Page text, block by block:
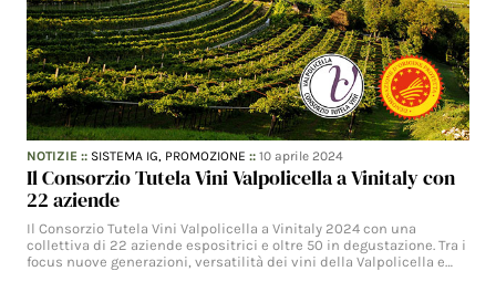
NOTIZIE :: SISTEMA IG, PROMOZIONE ::10 aprile 2024
Il Consorzio Tutela Vini Valpolicella a Vinitaly con
22 aziende
Il Consorzio Tutela Vini Valpolicella a Vinitaly 2024 con una
collettiva di 22 aziende espositrici e oltre 50 in degustazione. Tra i
focus nuove generazioni, versatilità dei vini della Valpolicella e…